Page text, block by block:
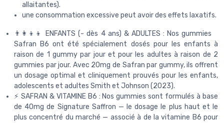
allaitantes).
une consommation excessive peut avoir des effets laxatifs.
👨‍👩‍👦‍👦 ENFANTS (- dès 4 ans) & ADULTES : Nos gummies
Safran B6 ont été spécialement dosés pour les enfants à
raison de 1 gummy par jour et pour les adultes à raison de 2
gummies par jour. Avec 20mg de Safran par gummy, ils offrent
un dosage optimal et cliniquement prouvés pour les enfants,
adolescents et adultes Smith et Johnson (2023).
⚡️ SAFRAN & VITAMINE B6 : Nos gummies sont formulés à base
de 40mg de Signature Saffron — le dosage le plus haut et le
plus concentré du marché — associé à de la vitamine B6 pour